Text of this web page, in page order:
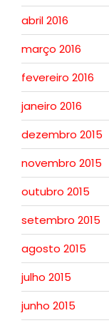
abril 2016
março 2016
fevereiro 2016
janeiro 2016
dezembro 2015
novembro 2015
outubro 2015
setembro 2015
agosto 2015
julho 2015
junho 2015